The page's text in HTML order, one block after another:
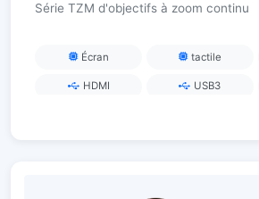
Série TZM d'objectifs à zoom continu
Écran tactile
HDMI USB3